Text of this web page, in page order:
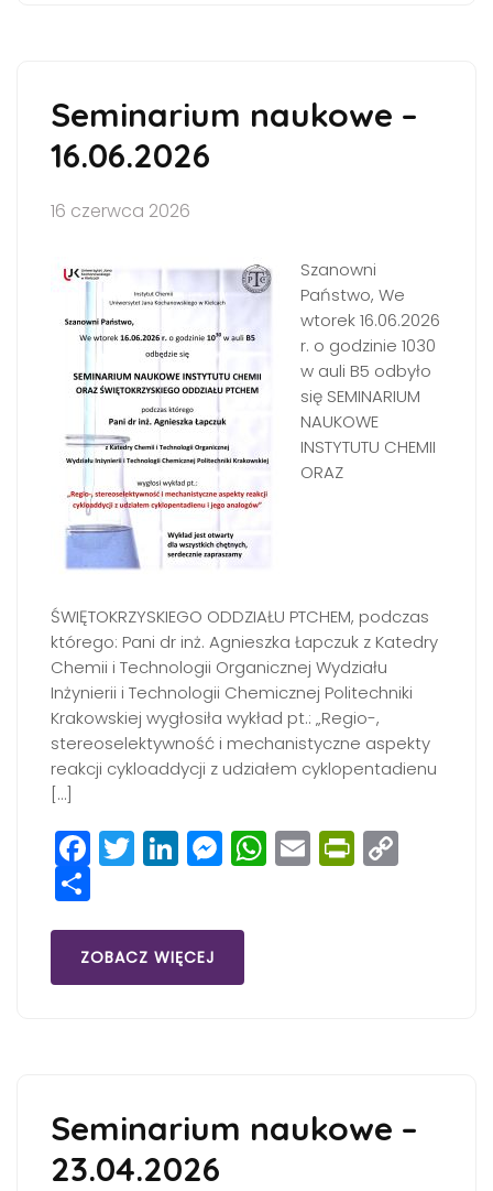
Seminarium naukowe –
16.06.2026
16 czerwca 2026
Szanowni
Państwo, We
wtorek 16.06.2026
r. o godzinie 1030
w auli B5 odbyło
się SEMINARIUM
NAUKOWE
INSTYTUTU CHEMII
ORAZ
ŚWIĘTOKRZYSKIEGO ODDZIAŁU PTCHEM, podczas
którego: Pani dr inż. Agnieszka Łapczuk z Katedry
Chemii i Technologii Organicznej Wydziału
Inżynierii i Technologii Chemicznej Politechniki
Krakowskiej wygłosiła wykład pt.: „Regio-,
stereoselektywność i mechanistyczne aspekty
reakcji cykloaddycji z udziałem cyklopentadienu
[…]
Facebook
Twitter
LinkedIn
Messenger
WhatsApp
Email
Share
ZOBACZ WIĘCEJ
Seminarium naukowe –
23.04.2026